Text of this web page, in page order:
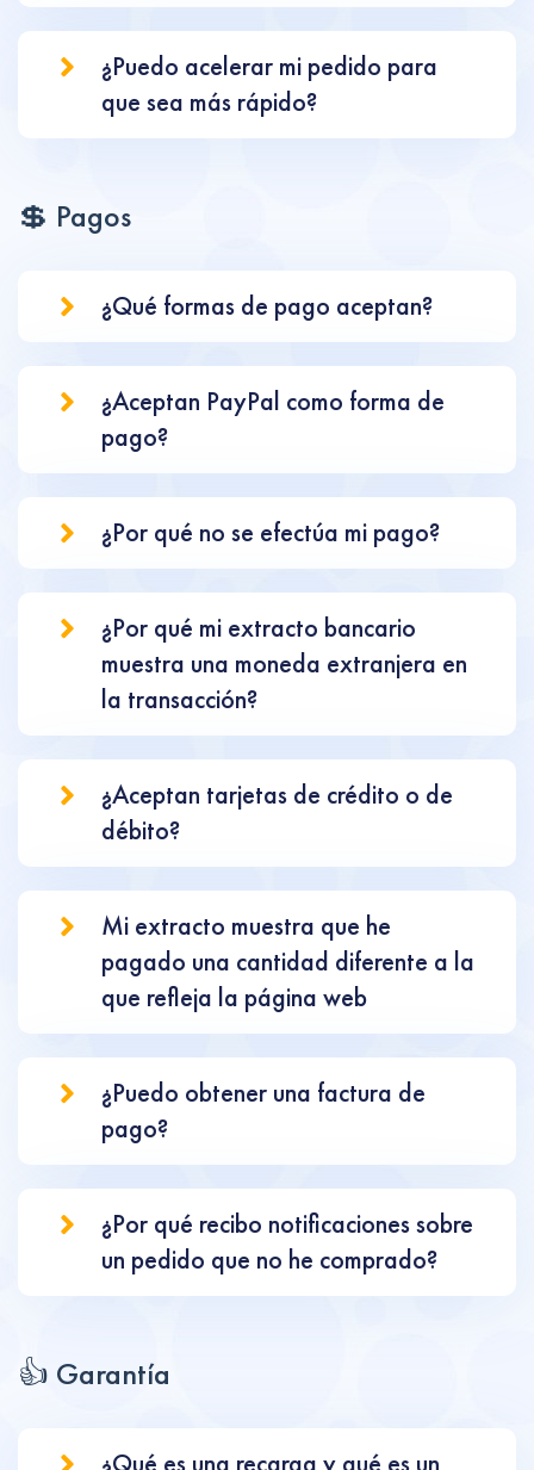
¿Puedo acelerar mi pedido para
que sea más rápido?
💲 Pagos
¿Qué formas de pago aceptan?
¿Aceptan PayPal como forma de
pago?
¿Por qué no se efectúa mi pago?
¿Por qué mi extracto bancario
muestra una moneda extranjera en
la transacción?
¿Aceptan tarjetas de crédito o de
débito?
Mi extracto muestra que he
pagado una cantidad diferente a la
que refleja la página web
¿Puedo obtener una factura de
pago?
¿Por qué recibo notificaciones sobre
un pedido que no he comprado?
👍 Garantía
¿Qué es una recarga y qué es un